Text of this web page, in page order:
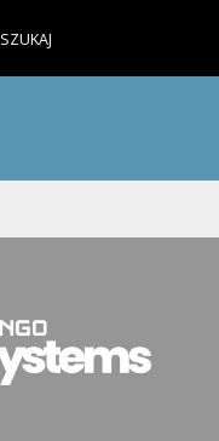
SZUKAJ